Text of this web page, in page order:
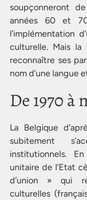
soupçonneront
années 60 et
l’implémentation
culturelle. Mais la
reconnaître ses
nom d’une langue
De 1970 à
La Belgique
subitement
institutionnels.
unitaire de l’Etat
d’union » qui
culturelles